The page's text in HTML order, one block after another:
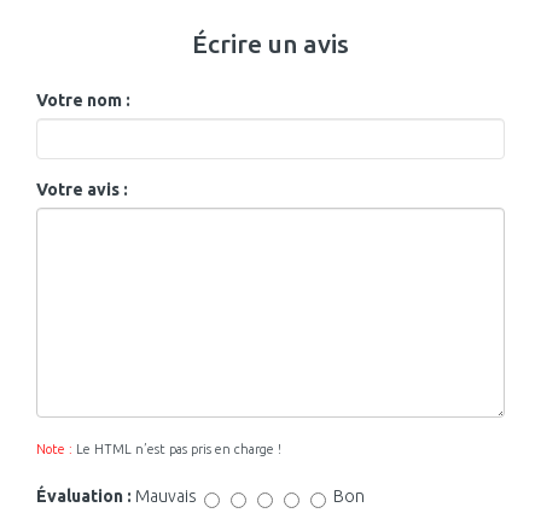
Écrire un avis
Votre nom :
Votre avis :
Note : Le HTML n’est pas pris en charge !
Évaluation : Mauvais Bon